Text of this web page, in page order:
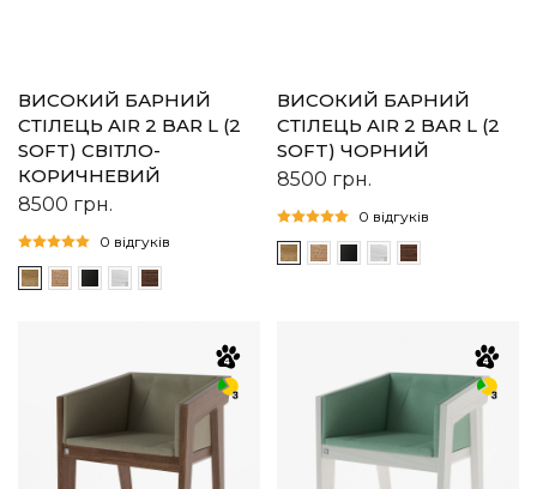
ВИСОКИЙ БАРНИЙ
СТІЛЕЦЬ AIR 2 BAR L (2
SOFT) СВІТЛО-
КОРИЧНЕВИЙ
8500 грн.
0 відгуків
ВИСОКИЙ БАРНИЙ
СТІЛЕЦЬ AIR 2 BAR L (2
SOFT) ЧОРНИЙ
8500 грн.
0 відгуків